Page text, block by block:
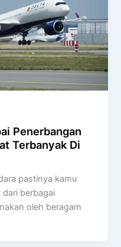
Penerbangan
Terbanyak Di
pastinya kamu
berbagai
oleh beragam